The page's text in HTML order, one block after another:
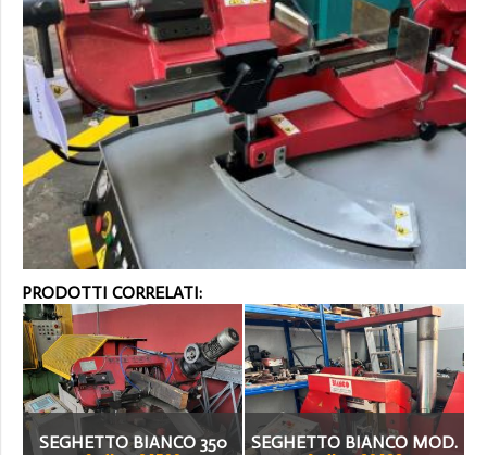
PRODOTTI CORRELATI:
SEGHETTO BIANCO 350
SEGHETTO BIANCO MOD.